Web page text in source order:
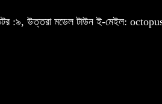
:৯, উত্তরা মডেল টাউন ই-মেইল: